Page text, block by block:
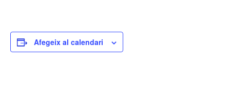
Afegeix al calendari